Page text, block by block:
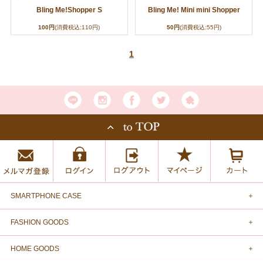
Bling Me!Shopper S
100円(消費税込:110円)
Bling Me! Mini mini Shopper
50円(消費税込:55円)
1
SMARTPHONE CASE
FASHION GOODS
HOME GOODS